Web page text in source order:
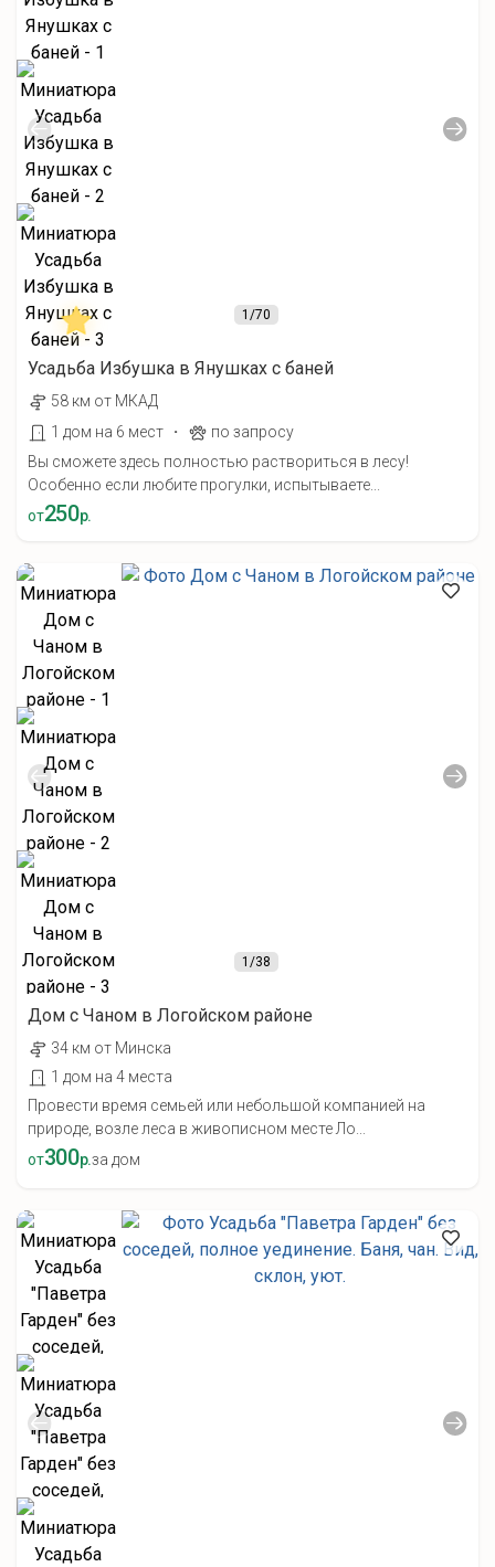
1/70
Усадьба Избушка в Янушках с баней
58 км от МКАД
1 дом на 6 мест
·
по запросу
Вы сможете здесь полностью раствориться в лесу!
Особенно если любите прогулки, испытываете...
от250р.
1/38
Дом с Чаном в Логойском районе
34 км от Минска
1 дом на 4 места
Провести время семьей или небольшой компанией на
природе, возле леса в живописном месте Ло...
от300р.за дом